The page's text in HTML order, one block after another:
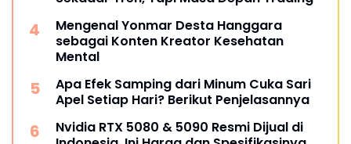
Mengenal Yonmar Desta Hanggara
sebagai Konten Kreator Kesehatan
Mental
Apa Efek Samping dari Minum Cuka Sari
Apel Setiap Hari? Berikut Penjelasannya
Nvidia RTX 5080 & 5090 Resmi Dijual di